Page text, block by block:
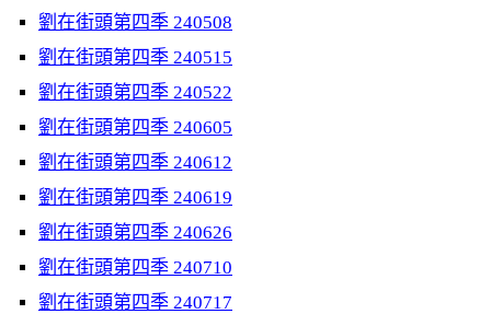
劉在街頭第四季 240508
劉在街頭第四季 240515
劉在街頭第四季 240522
劉在街頭第四季 240605
劉在街頭第四季 240612
劉在街頭第四季 240619
劉在街頭第四季 240626
劉在街頭第四季 240710
劉在街頭第四季 240717